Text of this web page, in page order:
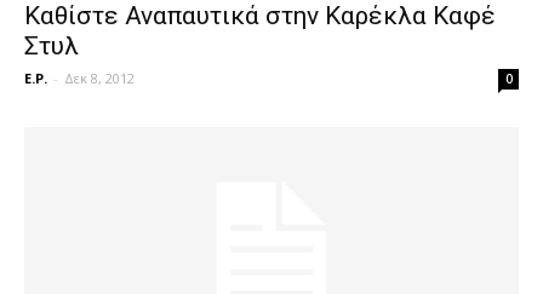
Καθίστε Αναπαυτικά στην Καρέκλα Καφέ
Στυλ
E.P. - Δεκ 8, 2012 0